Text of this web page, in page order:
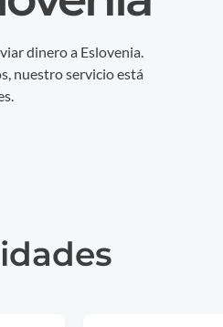
dinero a Eslovenia.
nuestro servicio está